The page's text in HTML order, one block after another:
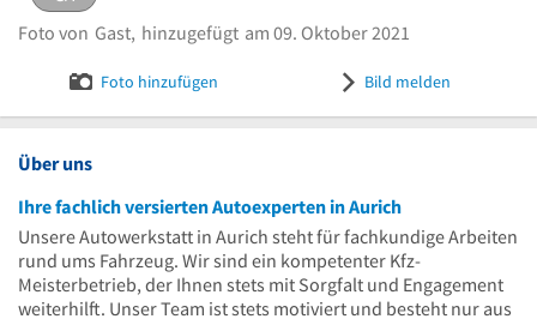
Foto von Gast, hinzugefügt am 09. Oktober 2021
Foto hinzufügen Bild melden
Über uns
Ihre fachlich versierten Autoexperten in Aurich
Unsere Autowerkstatt in Aurich steht für fachkundige Arbeiten
rund ums Fahrzeug. Wir sind ein kompetenter Kfz-
Meisterbetrieb, der Ihnen stets mit Sorgfalt und Engagement
weiterhilft. Unser Team ist stets motiviert und besteht nur aus